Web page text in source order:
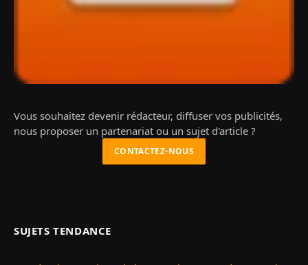
Vous souhaitez devenir rédacteur, diffuser vos publicités,
nous proposer un partenariat ou un sujet d'article ?
CONTACTEZ-NOUS
SUJETS TENDANCE